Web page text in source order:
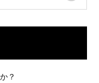
？